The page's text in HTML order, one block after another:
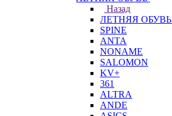
Назад
ЛЕТНЯЯ ОБУВЬ
SPINE
ANTA
NONAME
SALOMON
KV+
361
ALTRA
ANDE